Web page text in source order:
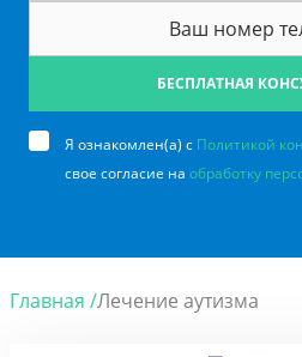
БЕСПЛАТНАЯ
Я ознакомлен(а) с Политикой
свое согласие на обработку
Главная /Лечение аутизма